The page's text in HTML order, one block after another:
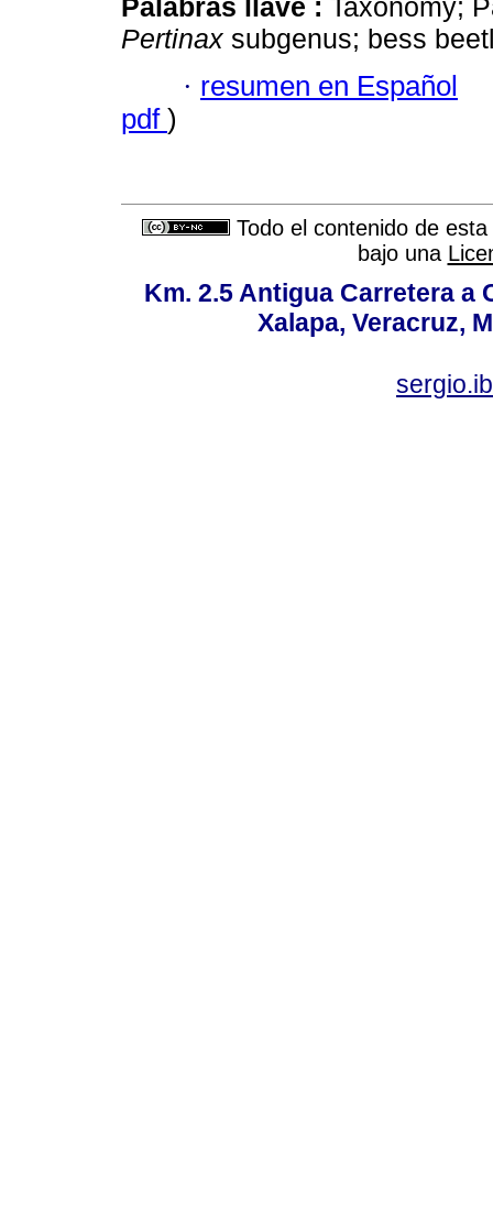
Palabras llave : Taxonomy;
Pertinax subgenus; bess
· resumen en Español
pdf )
Todo el contenido de
bajo una
Km. 2.5 Antigua Carretera a
Xalapa, Veracruz,